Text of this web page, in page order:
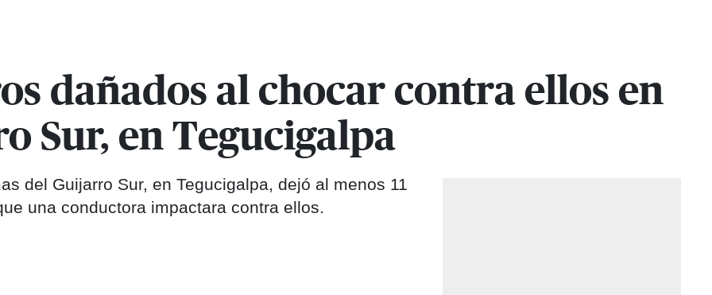
dañados al chocar contra ellos en
Sur, en Tegucigalpa
del Guijarro Sur, en Tegucigalpa, dejó al menos 11
una conductora impactara contra ellos.